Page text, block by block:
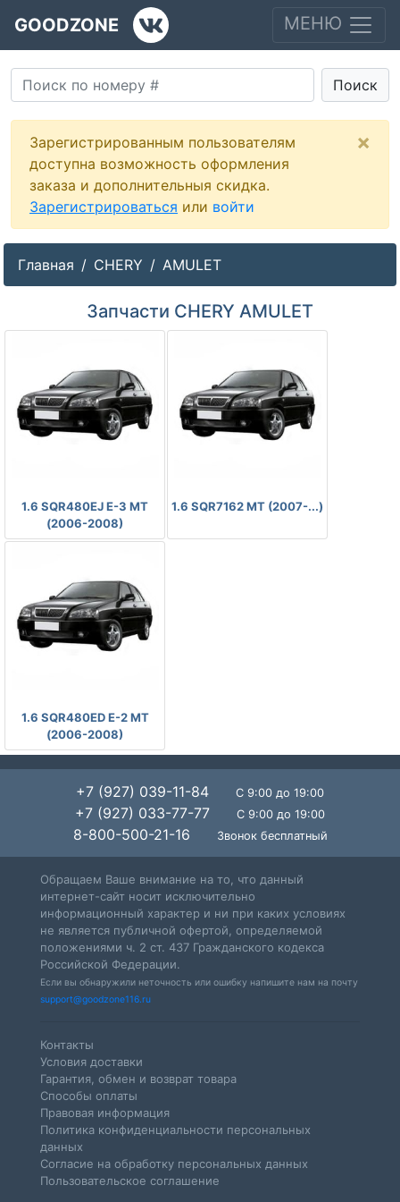
GOODZONE МЕНЮ
Поиск
Зарегистрированным пользователям
доступна возможность оформления
заказа и дополнительныя скидка.
Зарегистрироваться или войти
×
Главная CHERY AMULET
Запчасти CHERY AMULET
1.6 SQR480EJ E-3 MT
(2006-2008)
1.6 SQR7162 MT (2007-...)
1.6 SQR480ED E-2 MT
(2006-2008)
+7 (927) 039-11-84 С 9:00 до 19:00
+7 (927) 033-77-77 С 9:00 до 19:00
8-800-500-21-16 Звонок бесплатный
Обращаем Ваше внимание на то, что данный
интернет-сайт носит исключительно
информационный характер и ни при каких условиях
не является публичной офертой, определяемой
положениями ч. 2 ст. 437 Гражданского кодекса
Российской Федерации.
Если вы обнаружили неточность или ошибку напишите нам на почту
support@goodzone116.ru
Контакты
Условия доставки
Гарантия, обмен и возврат товара
Способы оплаты
Правовая информация
Политика конфиденциальности персональных
данных
Согласие на обработку персональных данных
Пользовательское соглашение